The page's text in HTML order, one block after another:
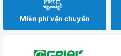
Miễn phí vận chuyển